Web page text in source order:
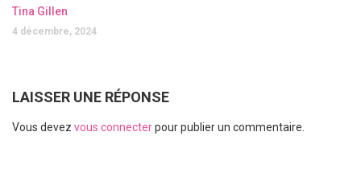
Tina Gillen
4 décembre, 2024
LAISSER UNE RÉPONSE
Vous devez vous connecterpour publier un commentaire.